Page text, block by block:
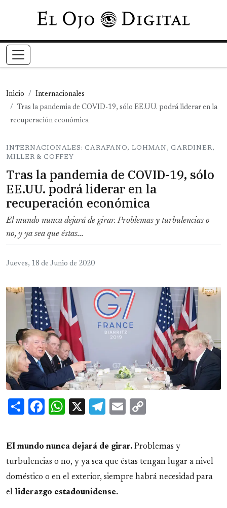
Pasar al contenido principal
Inicio
Internacionales
Tras la pandemia de COVID-19, sólo EE.UU. podrá liderar en la
recuperación económica
INTERNACIONALES: CARAFANO, LOHMAN, GARDINER,
MILLER & COFFEY
Tras la pandemia de COVID-19, sólo
EE.UU. podrá liderar en la
recuperación económica
El mundo nunca dejará de girar. Problemas y turbulencias o
no, y ya sea que éstas...
Jueves, 18 de Junio de 2020
ShareFacebook
WhatsApp
X Telegram
Email
El mundo nunca dejará de girar. Problemas y
turbulencias o no, y ya sea que éstas tengan lugar a nivel
doméstico o en el exterior, siempre habrá necesidad para
el liderazgo estadounidense.